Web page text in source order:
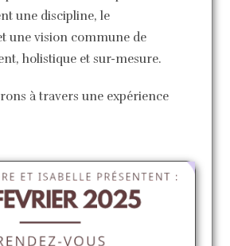
une discipline, le
une vision commune de
holistique et sur-mesure.
à travers une expérience